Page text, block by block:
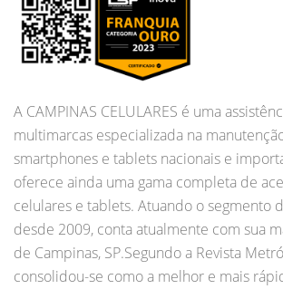
A CAMPINAS CELULARES é uma
multimarcas especializada na
smartphones e tablets nacionais e
oferece ainda uma gama completa de
celulares e tablets. Atuando o segmento
desde 2009, conta atualmente com sua
de Campinas, SP.Segundo a Revista
consolidou-se como a melhor e mais